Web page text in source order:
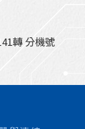
轉 分機號